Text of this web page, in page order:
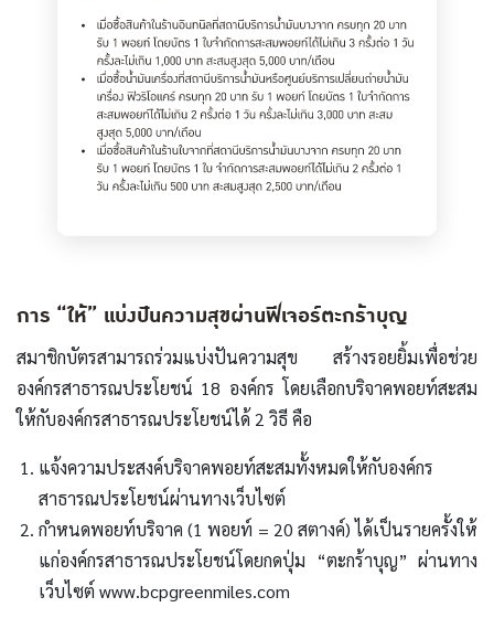
การ “ให้” แบ่งปันความสุขผ่านฟีเจอร์ตะกร้าบุญ
สมาชิกบัตรสามารถร่วมแบ่งปันความสุข สร้างรอยยิ้มเพื่อช่วย
องค์กรสาธารณประโยชน์ 18 องค์กร โดยเลือกบริจาคพอยท์สะสม
ให้กับองค์กรสาธารณประโยชน์ได้ 2 วิธี คือ
แจ้งความประสงค์บริจาคพอยท์สะสมทั้งหมดให้กับองค์กร
สาธารณประโยชน์ผ่านทางเว็บไซต์
กำหนดพอยท์บริจาค (1 พอยท์ = 20 สตางค์) ได้เป็นรายครั้งให้
แก่องค์กรสาธารณประโยชน์โดยกดปุ่ม “ตะกร้าบุญ” ผ่านทาง
เว็บไซต์ www.bcpgreenmiles.com